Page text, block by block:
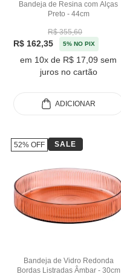
Bandeja de Resina com Alças
Preto - 44cm
R$ 355,60
R$ 162,35 5% NO PIX
em 10x de R$ 17,09 sem
juros no cartão
ADICIONAR
Bandeja de Vidro Redonda
Bordas Listradas Âmbar - 30cm
52% OFF SALE